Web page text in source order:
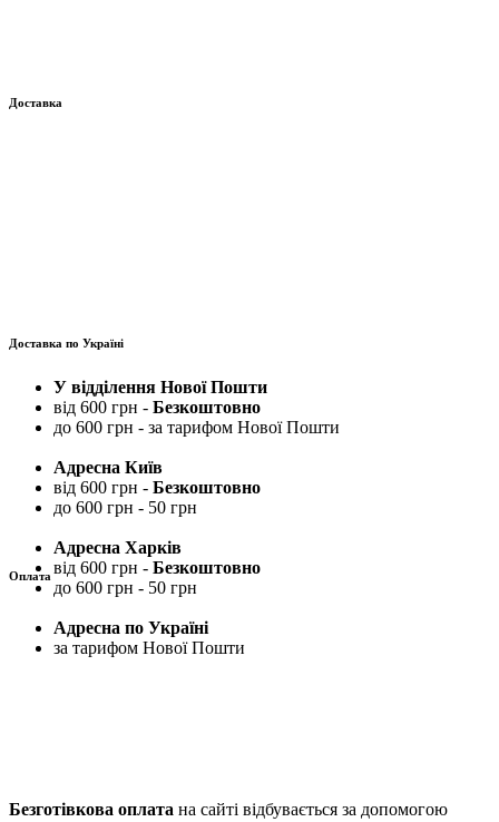
Доставка
Доставка по Україні
У відділення Нової Пошти
від 600 грн - Безкоштовно
до 600 грн - за тарифом Нової Пошти
Адресна Київ
від 600 грн - Безкоштовно
до 600 грн - 50 грн
Адресна Харків
від 600 грн - Безкоштовно
до 600 грн - 50 грн
Адресна по Україні
за тарифом Нової Пошти
Оплата
Безготівкова оплата на сайті відбувається за допомогою